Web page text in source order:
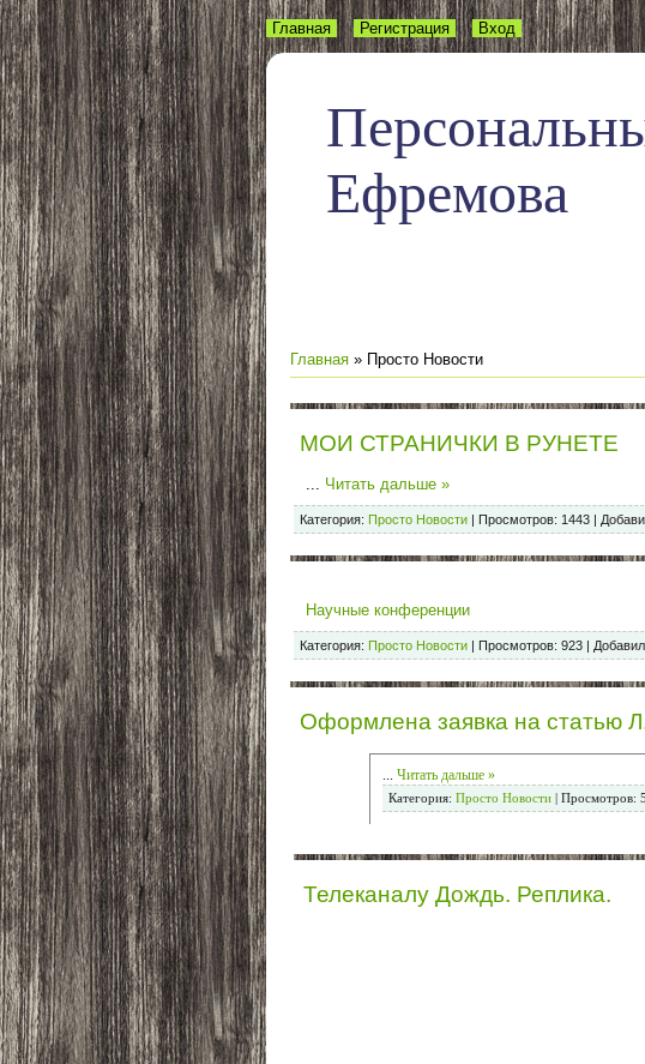
Ефремова
Главная Регистрация Вход
Главная » Просто Новости
МОИ СТРАНИЧКИ В РУНЕТЕ
... Читать дальше »
Категория: Просто Новости Просмотров: 1443
Научные конференции
Категория: Просто Новости Просмотров: 923
Оформлена заявка на статью
... Читать дальше »
Категория: Просто Новости Просмотров:
Телеканалу Дождь. Реплика.